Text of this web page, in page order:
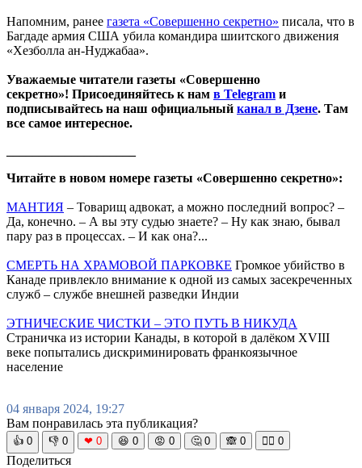
Напомним, ранее газета «Совершенно секретно» писала, что в
Багдаде армия США убила командира шиитского движения
«Хезболла ан-Нуджабаа».
Уважаемые читатели газеты «Совершенно
секретно»! Присоединяйтесь к нам в Telegram и
подписывайтесь на наш официальный канал в Дзене. Там
все самое интересное.
Читайте в новом номере газеты «Совершенно секретно»:
МАНТИЯ – Товарищ адвокат, а можно последний вопрос? –
Да, конечно. – А вы эту судью знаете? – Ну как знаю, бывал
пару раз в процессах. – И как она?...
СМЕРТЬ НА ХРАМОВОЙ ПАРКОВКЕ Громкое убийство в
Канаде привлекло внимание к одной из самых засекреченных
служб – службе внешней разведки Индии
ЭТНИЧЕСКИЕ ЧИСТКИ – ЭТО ПУТЬ В НИКУДА
Страничка из истории Канады, в которой в далёком XVIII
веке попытались дискриминировать франкоязычное
население
04 января 2024, 19:27
Вам понравилась эта публикация?
👍 0 👎 0 ❤ 0 😆 0 😡 0 🤔 0 🙈 0 🧘‍♀️ 0
Поделиться